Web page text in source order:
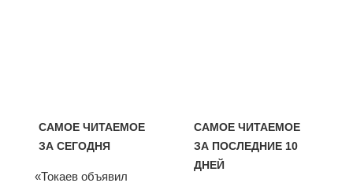
САМОЕ ЧИТАЕМОЕ
ЗА СЕГОДНЯ
«Токаев объявил
САМОЕ ЧИТАЕМОЕ
ЗА ПОСЛЕДНИЕ 10
ДНЕЙ